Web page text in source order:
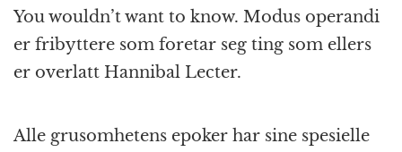
You wouldn’t want to know. Modus operandi
er fribyttere som foretar seg ting som ellers
er overlatt Hannibal Lecter.
Alle grusomhetens epoker har sine spesielle